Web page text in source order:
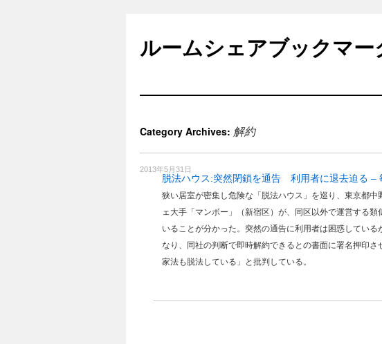
content
ルームシェアブックマー
Category Archives: 解約
2013年5月31日
脱法ハウス:突然閉鎖を通告 利用者に退去迫る –
狭い居室が密集し危険な「脱法ハウス」を巡り、東京都
ェ大手「マンボー」（新宿区）が、同区以外で運営する
いることが分かった。突然の通告に利用者は困惑してい
なり、同社の判断で即時解約できるとの書面に署名押印
家法も脱法している」と批判している。